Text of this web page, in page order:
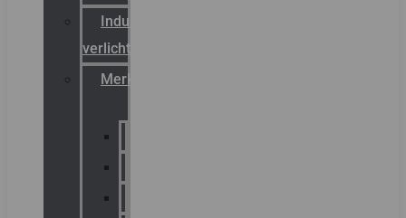
Industriële
verlichting
Merken